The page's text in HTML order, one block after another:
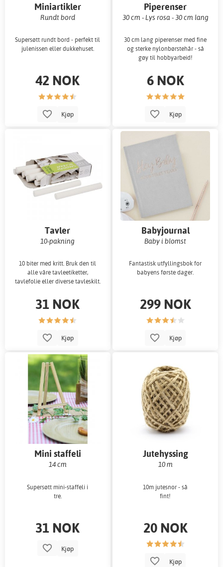
Miniartikler
Rundt bord
Supersøtt rundt bord - perfekt til
julenissen eller dukkehuset.
42 NOK
Kjøp
Piperenser
30 cm - Lys rosa - 30 cm lang
30 cm lang piperenser med fine
og sterke nylonbørstehår - så
gøy til hobbyarbeid!
6 NOK
Kjøp
Tavler
10-pakning
10 biter med kritt. Bruk den til
alle våre tavleetiketter,
tavlefolie eller diverse tavleskilt.
31 NOK
Kjøp
Babyjournal
Baby i blomst
Fantastisk utfyllingsbok for
babyens første dager.
299 NOK
Kjøp
Mini staffeli
14 cm
Supersøtt mini-staffeli i
tre.
31 NOK
Kjøp
Jutehyssing
10 m
10m jutesnor - så
fint!
20 NOK
Kjøp